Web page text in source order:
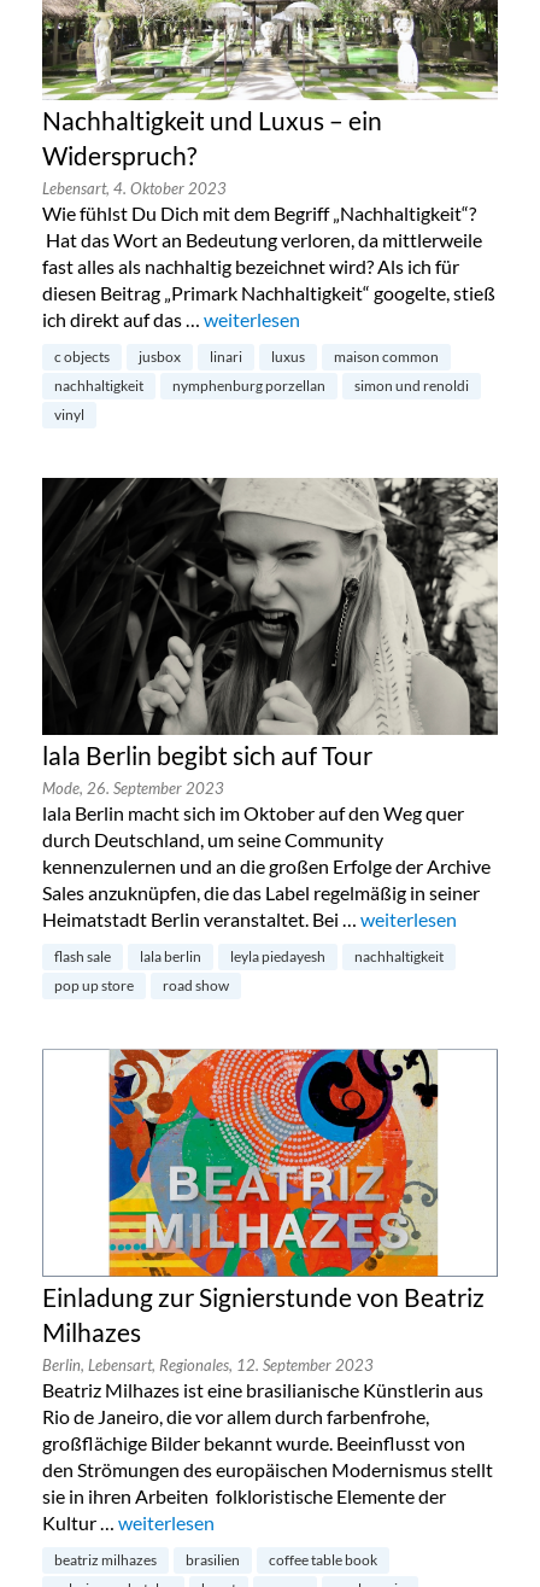
Nachhaltigkeit und Luxus – ein
Widerspruch?
Lebensart, 4. Oktober 2023
Wie fühlst Du Dich mit dem Begriff „Nachhaltigkeit“?
Hat das Wort an Bedeutung verloren, da mittlerweile
fast alles als nachhaltig bezeichnet wird? Als ich für
diesen Beitrag „Primark Nachhaltigkeit“ googelte, stieß
ich direkt auf das … „Nachhaltigkeit und Luxus – ein
weiterlesen
c objects jusbox linari luxus
maison common
nachhaltigkeit
nymphenburg porzellan
simon und renoldi
vinyl
lala Berlin begibt sich auf Tour
Mode, 26. September 2023
lala Berlin macht sich im Oktober auf den Weg quer
durch Deutschland, um seine Community
kennenzulernen und an die großen Erfolge der Archive
Sales anzuknüpfen, die das Label regelmäßig in seiner
Heimatstadt Berlin veranstaltet. Bei … „lala Berlin begibt
weiterlesen
flash sale lala berlin leyla piedayesh
nachhaltigkeit
pop up store
road show
Einladung zur Signierstunde von Beatriz
Milhazes
Berlin, Lebensart, Regionales, 12. September 2023
Beatriz Milhazes ist eine brasilianische Künstlerin aus
Rio de Janeiro, die vor allem durch farbenfrohe,
großflächige Bilder bekannt wurde. Beeinflusst von
den Strömungen des europäischen Modernismus stellt
sie in ihren Arbeiten folkloristische Elemente der
Kultur … „Einladung zur Signierstunde von Beatriz Milhazes“
weiterlesen
beatriz milhazes brasilien
coffee table book